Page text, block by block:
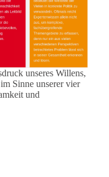
unseres Willens,
Sinne unserer vier
und